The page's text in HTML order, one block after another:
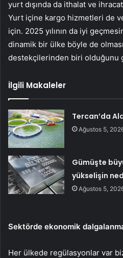
yurt dışında da ithalat ve ihracat
Yurt içine kargo hizmetleri de
için. 2025 yılının da iyi
dinamik bir ülke böyle de
destekçilerinden biri olduğunu
İlgili Makaleler
Tercan’da
Ağustos 5,
Gümüşte
yükselişin
Ağustos 5,
Sektörde ekonomik
Her ülkede regülasyonlar var